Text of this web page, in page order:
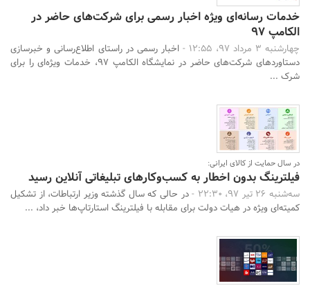
خدمات رسانه‌ای ویژه اخبار رسمی برای شرکت‌های حاضر در
الکامپ ۹۷
چهارشنبه 3 مرداد 97، 12:55 -
اخبار رسمی در راستای اطلاع‌رسانی و خبرسازی
دستاوردهای شرکت‌های حاضر در نمایشگاه الکامپ 97، خدمات ویژه‌ای را برای
شرک ...
در سال حمایت از کالای ایرانی:
فیلترینگ بدون اخطار به کسب‌وکارهای تبلیغاتی آنلاین رسید
سه‌شنبه 26 تیر 97، 22:30 -
در حالی که سال گذشته وزیر ارتباطات، از تشکیل
کمیته‌ای ویژه در هیات دولت برای مقابله با فیلترینگ استارتاپ‌ها خبر داد، ...